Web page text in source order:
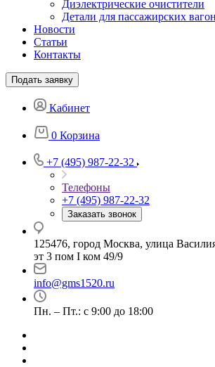
Диэлектрические очистители
Детали для пассажирских
Новости
Статьи
Контакты
Подать заявку
Кабинет
0 Корзина
+7 (495) 987-22-32
Телефоны
+7 (495) 987-22-32
Заказать звонок
125476, город Москва, улица
эт 3 пом I ком 49/9
info@gms1520.ru
Пн. – Пт.: с 9:00 до 18:00